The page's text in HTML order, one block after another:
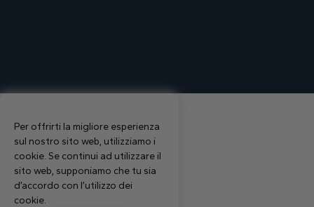
Per offrirti la migliore esperienza
sul nostro sito web, utilizziamo i
cookie. Se continui ad utilizzare il
sito web, supponiamo che tu sia
d’accordo con l’utilizzo dei
cookie.